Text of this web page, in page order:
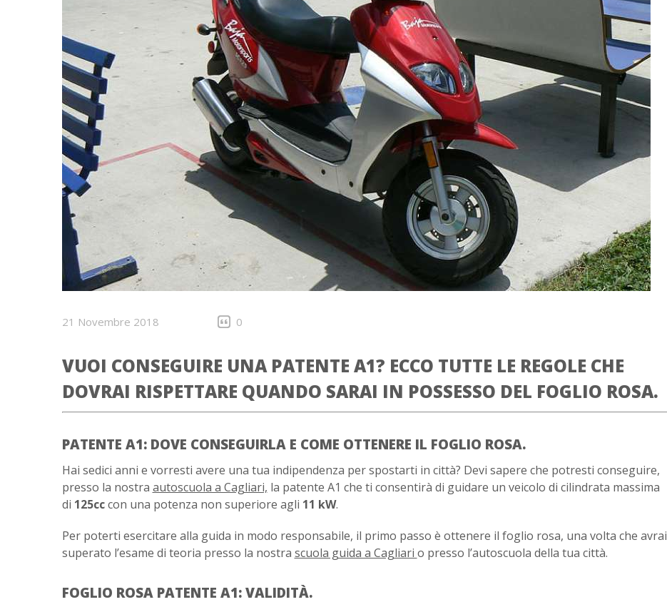
21 Novembre 2018 0
VUOI CONSEGUIRE UNA PATENTE A1? ECCO TUTTE LE REGOLE CHE
DOVRAI RISPETTARE QUANDO SARAI IN POSSESSO DEL FOGLIO ROSA.
PATENTE A1: DOVE CONSEGUIRLA E COME OTTENERE IL FOGLIO ROSA.
Hai sedici anni e vorresti avere una tua indipendenza per spostarti in città? Devi sapere che potresti conseguire,
presso la nostra autoscuola a Cagliari, la patente A1 che ti consentirà di guidare un veicolo di cilindrata massima
di 125cccon una potenza non superiore agli 11 kW.
Per poterti esercitare alla guida in modo responsabile, il primo passo è ottenere il foglio rosa, una volta che avrai
superato l’esame di teoria presso la nostra scuola guida a Cagliari o presso l’autoscuola della tua città.
FOGLIO ROSA PATENTE A1: VALIDITÀ.